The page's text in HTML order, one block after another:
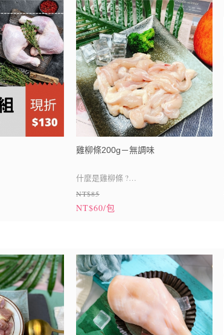
雞柳條200g－無調味
什麼是雞柳條 ?
➤ 口感多汁、鮮彈有嚼勁，味道清甜，
每隻雞胸只有
NT$85
NT$60/包